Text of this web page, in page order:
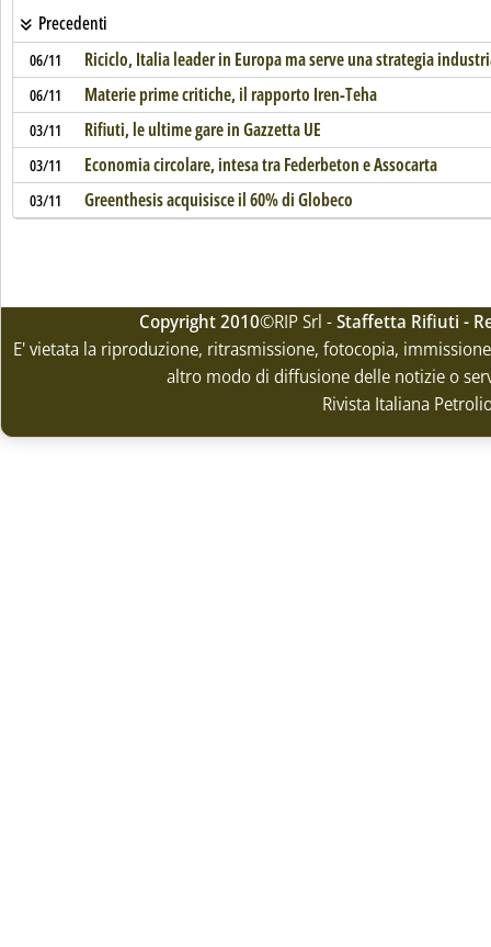
Precedenti
06/11 Riciclo, Italia leader in Europa ma serve una strategia
06/11 Materie prime critiche, il rapporto Iren-Teha
03/11 Rifiuti, le ultime gare in Gazzetta UE
03/11 Economia circolare, intesa tra Federbeton e Assocarta
03/11 Greenthesis acquisisce il 60% di Globeco
Copyright 2010©RIP Srl -Staffetta Rifiuti -
E' vietata la riproduzione, ritrasmissione, fotocopia,
altro modo di diffusione delle notizie o
Rivista Italiana